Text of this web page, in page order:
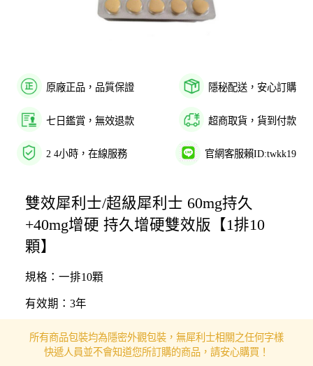
原廠正品，品質保證 隱秘配送，安心訂購
七日鑑賞，無效退款 超商取貨，貨到付款
2 4小時，在線服務 官網客服賴ID:twkk19
雙效犀利士/超級犀利士 60mg持久
+40mg增硬 持久增硬雙效版【1排10
顆】
規格：一排10顆
有效期：3年
所有商品包裝均為隱密外觀包裝，無犀利士相關之任何字樣
快遞人員並不會知道您所訂購的商品，請安心購買！